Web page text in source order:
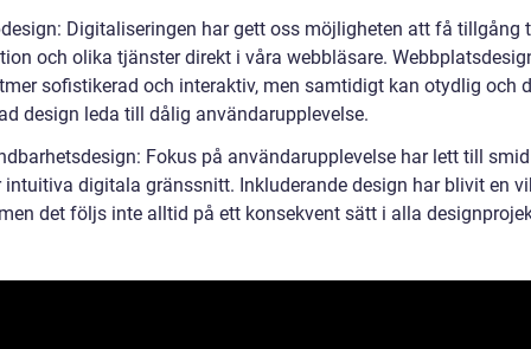
Digitaliseringen har gett oss möjligheten att få tillgång
och olika tjänster direkt i våra webbläsare.
sofistikerad och interaktiv, men samtidigt kan otydlig och
design leda till dålig användarupplevelse.
Fokus på användarupplevelse har lett till
intuitiva digitala gränssnitt. Inkluderande design har blivit en
det följs inte alltid på ett konsekvent sätt i alla